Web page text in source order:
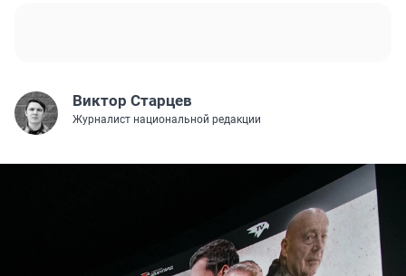
Виктор Старцев
Журналист национальной редакции